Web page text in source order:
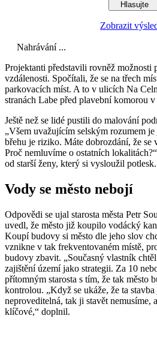
Zobrazit
Nahrávání ...
Projektanti představili rovněž možnosti
vzdálenosti. Spočítali, že se na třech
parkovacích míst. A to v ulicích Na
stranách Labe před plavební komorou
Ještě než se lidé pustili do malování
„Všem uvažujícím selským rozumem
břehu je riziko. Máte dobrozdání, že se
Proč nemluvíme o ostatních
od starší ženy, který si vysloužil potlesk.
Vody se město nebojí
Odpovědi se ujal starosta města Petr
uvedl, že město již koupilo vodácký
Koupí budovy si město dle jeho slov
vznikne v tak frekventovaném místě,
budovy zbavit. „Současný vlastník
zajištění území jako strategii. Za 10
přítomným starosta s tím, že tak město
kontrolou. „Když se ukáže, že ta
neproveditelná, tak ji stavět nemusíme,
klíčové,“ doplnil.